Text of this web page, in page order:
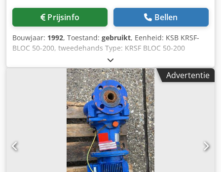
Prijsinfo Bellen
Bouwjaar: 1992, Toestand: gebruikt, Eenheid: KSB KRSF-
BLOC 50-200, tweedehands Type: KRSF BLOC 50-200
Model: Centrifugaalpomp - ook filtraatwaterpomp
Bouwjaar: 1992 P-Nr.: 5-L40-757 504/3 V: 9,70 l/s H: 12m
Cjdpfx Amoiztv Ne Aerf n: 1450 1/min Voor levering:Advertentie